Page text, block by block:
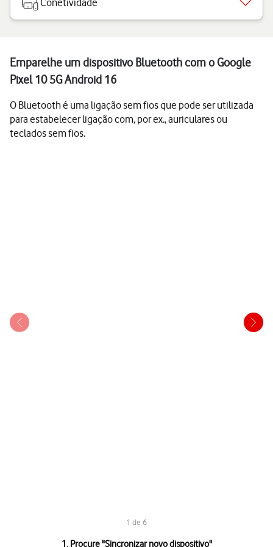
Conetividade
Emparelhe um dispositivo Bluetooth com o Google
Pixel 10 5G Android 16
O Bluetooth é uma ligação sem fios que pode ser utilizada
para estabelecer ligação com, por ex., auriculares ou
teclados sem fios.
1 de 6
1. Procure "Sincronizar novo dispositivo"